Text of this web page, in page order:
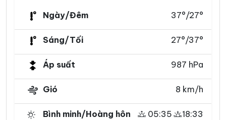
Ngày/Đêm 37°/27°
Sáng/Tối 27°/37°
Áp suất 987 hPa
Gió 8 km/h
Bình minh/Hoàng hôn 05:35 18:33